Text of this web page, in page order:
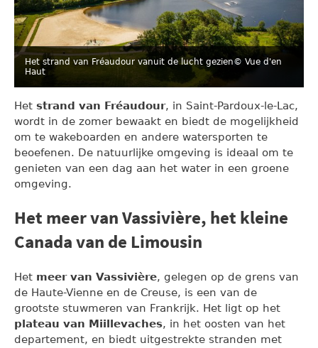
Het strand van Fréaudour vanuit de lucht gezien© Vue d'en
Haut
Het strand van Fréaudour, in Saint-Pardoux-le-Lac,
wordt in de zomer bewaakt en biedt de mogelijkheid
om te wakeboarden en andere watersporten te
beoefenen. De natuurlijke omgeving is ideaal om te
genieten van een dag aan het water in een groene
omgeving.
Het meer van Vassivière, het kleine
Canada van de Limousin
Het meer van Vassivière, gelegen op de grens van
de Haute-Vienne en de Creuse, is een van de
grootste stuwmeren van Frankrijk. Het ligt op het
plateau van Miillevaches, in het oosten van het
departement, en biedt uitgestrekte stranden met